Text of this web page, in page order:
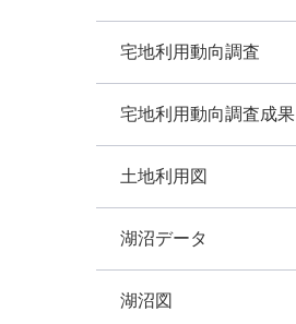
宅地利用動向調査
宅地利用動向調査成果
土地利用図
湖沼データ
湖沼図